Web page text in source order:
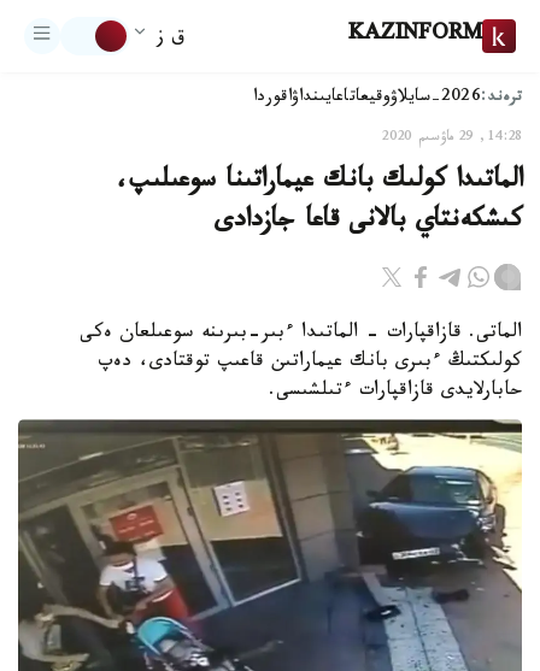
KAZINFORM ق ز
ترەند:2026-سايلاۋ وقيعاتاعايىنداۋاقوردا
14:28, 29 ماۋسىم 2020
الماتىدا كولىك بانك عيماراتىنا سوعىلىپ،
كىشكەنتاي بالانى قاعا جازدادى
الماتى. قازاقپارات - الماتىدا ءبىر-بىرىنە سوعىلعان ەكى
كولىكتىڭ ءبىرى بانك عيماراتىن قاعىپ توقتادى، دەپ
حابارلايدى قازاقپارات ءتىلشىسى.